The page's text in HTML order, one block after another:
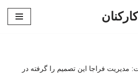
مدیریت فراجا این تصمیم را گرفته در